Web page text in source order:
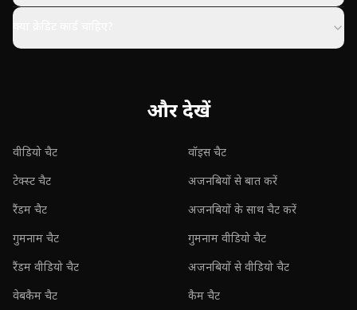
और देखें
वीडियो चैट
वॉइस चैट
टेक्स्ट चैट
अजनबियों से बात करें
रैंडम चैट
अजनबियों के साथ चैट करें
गुमनाम चैट
गुमनाम वीडियो चैट
रैंडम वीडियो चैट
अजनबियों से वीडियो चैट
वेबकैम चैट
कैम चैट